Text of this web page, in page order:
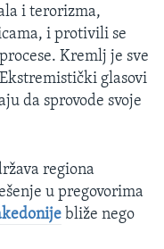
i terorizma,
i protivili se
Kremlj je sve
glasovi
da sprovode svoje
regiona
u pregovorima
bliže nego